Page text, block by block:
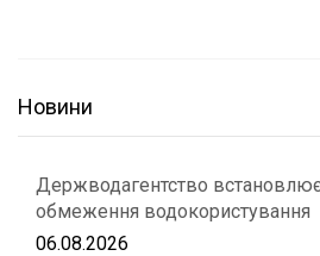
Новини
Держводагентство
обмеження водокористування
06.08.2026